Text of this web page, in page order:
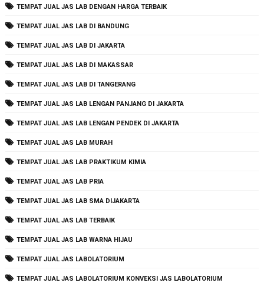
TEMPAT JUAL JAS LAB DENGAN HARGA TERBAIK
TEMPAT JUAL JAS LAB DI BANDUNG
TEMPAT JUAL JAS LAB DI JAKARTA
TEMPAT JUAL JAS LAB DI MAKASSAR
TEMPAT JUAL JAS LAB DI TANGERANG
TEMPAT JUAL JAS LAB LENGAN PANJANG DI JAKARTA
TEMPAT JUAL JAS LAB LENGAN PENDEK DI JAKARTA
TEMPAT JUAL JAS LAB MURAH
TEMPAT JUAL JAS LAB PRAKTIKUM KIMIA
TEMPAT JUAL JAS LAB PRIA
TEMPAT JUAL JAS LAB SMA DIJAKARTA
TEMPAT JUAL JAS LAB TERBAIK
TEMPAT JUAL JAS LAB WARNA HIJAU
TEMPAT JUAL JAS LABOLATORIUM
TEMPAT JUAL JAS LABOLATORIUM KONVEKSI JAS LABOLATORIUM